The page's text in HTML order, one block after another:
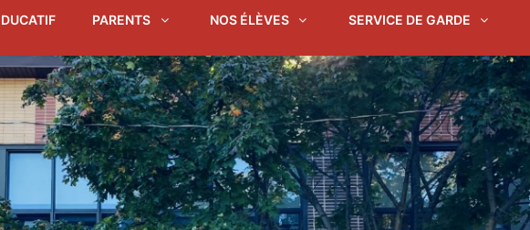
PARENTS NOS ÉLÈVES SERVICE DE GARDE